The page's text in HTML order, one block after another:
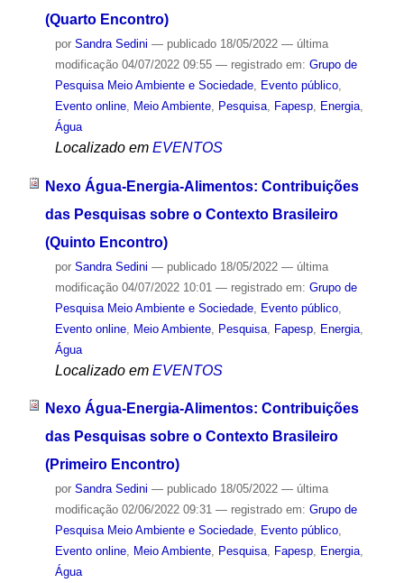
(Quarto Encontro)
por Sandra Sedini — publicado18/05/2022 — última
modificação04/07/2022 09:55 — registrado em: Grupo de
Pesquisa Meio Ambiente e Sociedade, Evento público,
Evento online, Meio Ambiente, Pesquisa, Fapesp, Energia,
Água
Localizado em EVENTOS
Nexo Água-Energia-Alimentos: Contribuições
das Pesquisas sobre o Contexto Brasileiro
(Quinto Encontro)
por Sandra Sedini — publicado18/05/2022 — última
modificação04/07/2022 10:01 — registrado em: Grupo de
Pesquisa Meio Ambiente e Sociedade, Evento público,
Evento online, Meio Ambiente, Pesquisa, Fapesp, Energia,
Água
Localizado em EVENTOS
Nexo Água-Energia-Alimentos: Contribuições
das Pesquisas sobre o Contexto Brasileiro
(Primeiro Encontro)
por Sandra Sedini — publicado18/05/2022 — última
modificação02/06/2022 09:31 — registrado em: Grupo de
Pesquisa Meio Ambiente e Sociedade, Evento público,
Evento online, Meio Ambiente, Pesquisa, Fapesp, Energia,
Água